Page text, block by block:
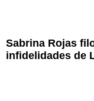
Sabrina Rojas
infidelidades de